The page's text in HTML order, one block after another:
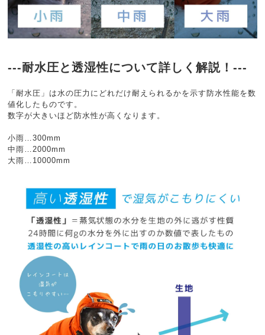
---耐水圧と透湿性について詳しく解説！---
「耐水圧」は水の圧力にどれだけ耐えられるかを示す防水性能を数
値化したものです。
数字が大きいほど防水性が高くなります。
小雨…300mm
中雨…2000mm
大雨…10000mm